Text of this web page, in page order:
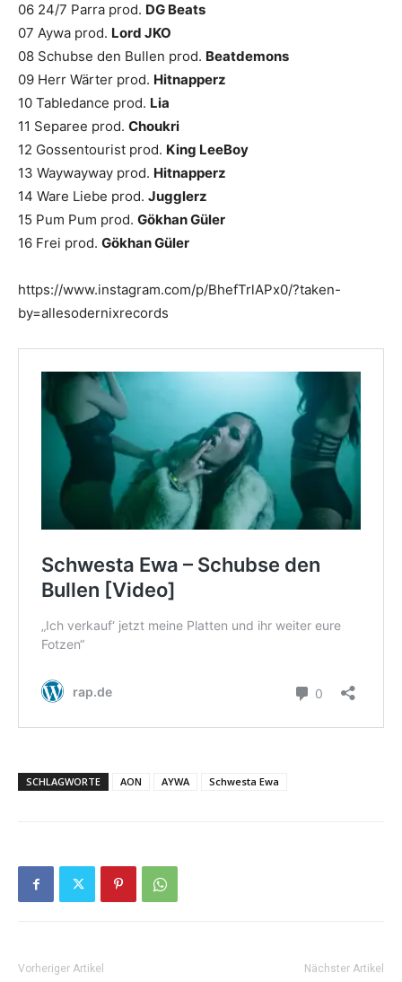
06 24/7 Parra prod. DG Beats
07 Aywa prod. Lord JKO
08 Schubse den Bullen prod. Beatdemons
09 Herr Wärter prod. Hitnapperz
10 Tabledance prod. Lia
11 Separee prod. Choukri
12 Gossentourist prod. King LeeBoy
13 Waywayway prod. Hitnapperz
14 Ware Liebe prod. Jugglerz
15 Pum Pum prod. Gökhan Güler
16 Frei prod. Gökhan Güler
https://www.instagram.com/p/BhefTrlAPx0/?taken-
by=allesodernixrecords
SCHLAGWORTE AON AYWA Schwesta Ewa
Vorheriger Artikel Nächster Artikel